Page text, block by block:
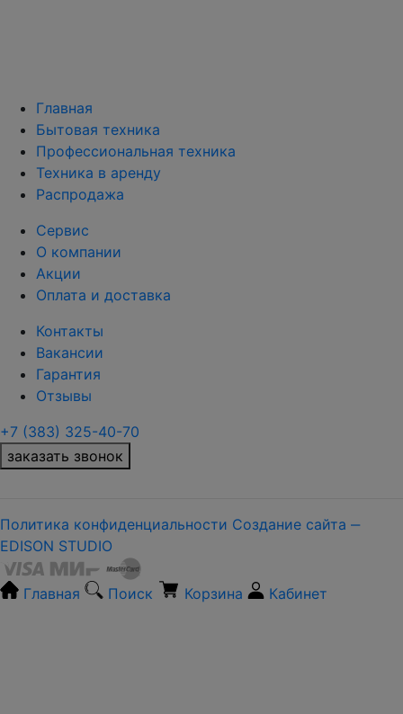
Главная
Бытовая техника
Профессиональная техника
Техника в аренду
Распродажа
Сервис
О компании
Акции
Оплата и доставка
Контакты
Вакансии
Гарантия
Отзывы
+7 (383) 325-40-70
заказать звонок
Политика конфиденциальности Создание сайта ‒
EDISON STUDIO
Главная Поиск Корзина Кабинет